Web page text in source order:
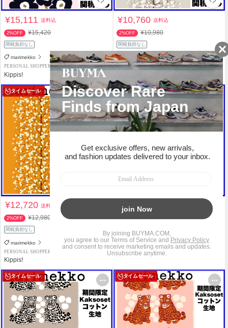
¥15,111送料込
2%OFF ¥15,420
関税負担なし
marimekko
PERSONAL SHOPPER
Kippis!
¥10,760送料込
2%OFF ¥10,980
関税負担なし
marimekko
PERSONAL SHOPPER
タイムセール
¥12,720送料込
2%OFF ¥12,980
関税負担なし
marimekko
PERSONAL SHOPPER
Kippis!
タイムセール
¥10,760
2%OFF
marimekko
PERSONAL SHOPPER
タイムセール タイムセール